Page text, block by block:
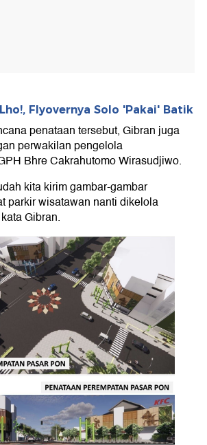
Flyovernya Solo 'Pakai' Batik
penataan tersebut, Gibran juga
perwakilan pengelola
Bhre Cakrahutomo Wirasudjiwo.
kita kirim gambar-gambar
parkir wisatawan nanti dikelola
Gibran.